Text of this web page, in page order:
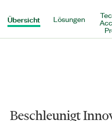
Übersicht Lösungen
Beschleunigt